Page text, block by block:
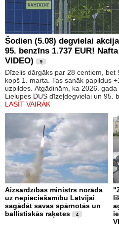
Šodien (5.08) degvielai
95. benzīns 1.737 EUR!
VIDEO)
9
Dīzelis dārgāks par 28 centiem, bet
kopš 1. marta. Tas sanāk papildus
uzpildes. Atgādinām, ka 2026.
Lielupes DUS dīzeļdegvielai un 95.
LASĪT VAIRĀK
Aizsardzības ministrs norāda
uz nepieciešamību Latvijai
sagādāt savas spārnotās un
ballistiskās raķetes
4